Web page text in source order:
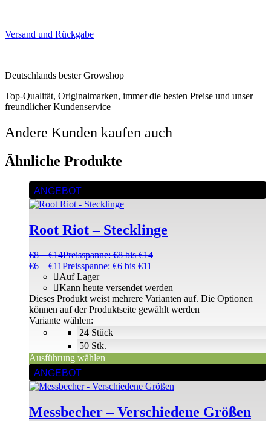
Versand und Rückgabe
Deutschlands bester Growshop
Top-Qualität, Originalmarken, immer die besten Preise und unser
freundlicher Kundenservice
Andere Kunden kaufen auch
Ähnliche Produkte
ANGEBOT
Root Riot – Stecklinge
€8 –€14Preisspanne: €8 bis €14
€6 – €11Preisspanne: €6 bis €11
24 Stück
50 Stk.
Auf Lager
Kann heute versendet werden
Variante wählen:
Ausführung wählen
Dieses Produkt weist mehrere Varianten auf. Die Optionen
können auf der Produktseite gewählt werden
ANGEBOT
Messbecher – Verschiedene Größen